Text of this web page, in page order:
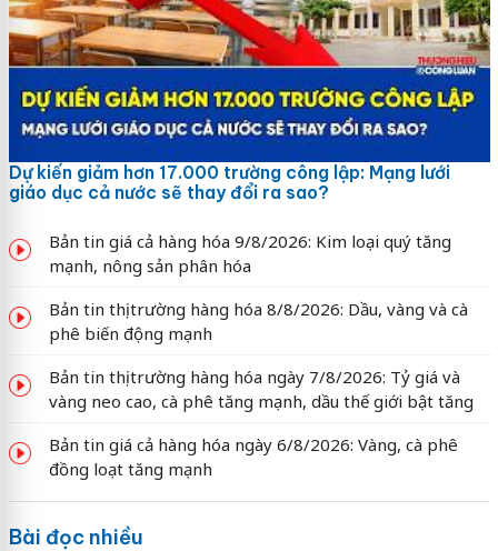
Dự kiến giảm hơn 17.000 trường công lập: Mạng lưới
giáo dục cả nước sẽ thay đổi ra sao?
Bản tin giá cả hàng hóa 9/8/2026: Kim loại quý tăng
mạnh, nông sản phân hóa
Bản tin thị trường hàng hóa 8/8/2026: Dầu, vàng và cà
phê biến động mạnh
Bản tin thị trường hàng hóa ngày 7/8/2026: Tỷ giá và
vàng neo cao, cà phê tăng mạnh, dầu thế giới bật tăng
Bản tin giá cả hàng hóa ngày 6/8/2026: Vàng, cà phê
đồng loạt tăng mạnh
Bài đọc nhiều